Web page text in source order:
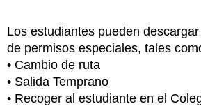
Los estudiantes pueden
de permisos especiales, tales
• Cambio de ruta
• Salida Temprano
• Recoger al estudiante en el